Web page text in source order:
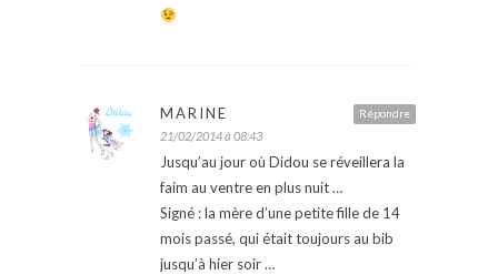
Répondre
MARINE
21/02/2014 à 08:43
Jusqu’au jour où Didou se réveillera la
faim au ventre en plus nuit …
Signé : la mère d’une petite fille de 14
mois passé, qui était toujours au bib
jusqu’à hier soir …